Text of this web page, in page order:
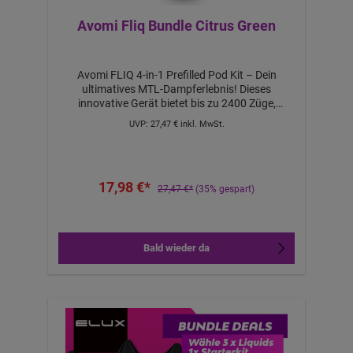
Avomi Fliq Bundle Citrus Green
Avomi FLIQ 4-in-1 Prefilled Pod Kit – Dein
ultimatives MTL-Dampferlebnis! Dieses
innovative Gerät bietet bis zu 2400 Züge,
unterstützt durch eine wiederaufladbare 950-
mAh-Batterie, die dich den ganzen Tag begleitet.
während die LED-Batterieanzeige stets über den
Geschmacksrichtungen mit nur einem Dreh
wechseln – bequem und vielseitig zugleich.
vorgefüllte, auslaufsichere 2-ml-Pods20 mg/ml
Nic Salt für einen sanften, intensiven ZugBis zu
2400 Züge (600 Züge pro Pod)Optimiertes MTL-
UVP: 27,47 € inkl. MwSt.
17,98 €* 27,47 €* (35% gespart)
Bald wieder da